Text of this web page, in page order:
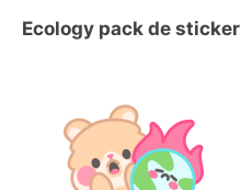
Ecology pack de sticker